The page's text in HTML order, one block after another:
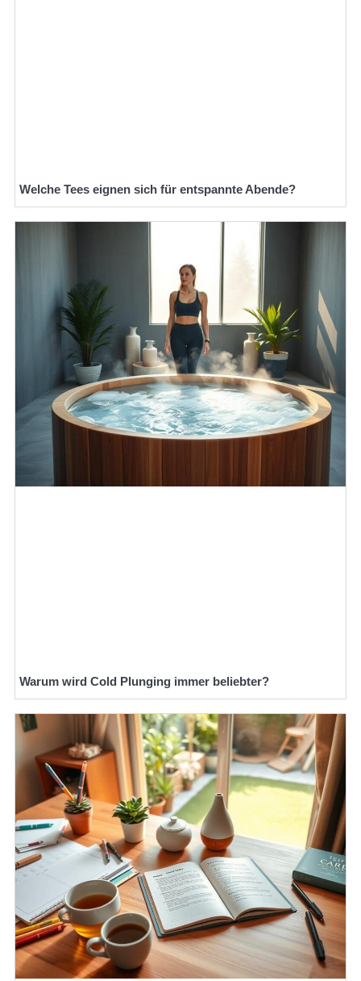
Welche Tees eignen sich für entspannte Abende?
Warum wird Cold Plunging immer beliebter?